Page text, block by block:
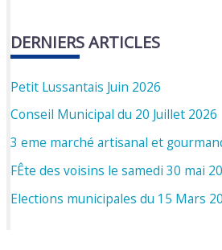
DERNIERS ARTICLES
Petit Lussantais Juin 2026
Conseil Municipal du 20 Juillet 2026
3 eme marché artisanal et
FÊte des voisins le samedi 30 mai
Elections municipales du 15 Mars